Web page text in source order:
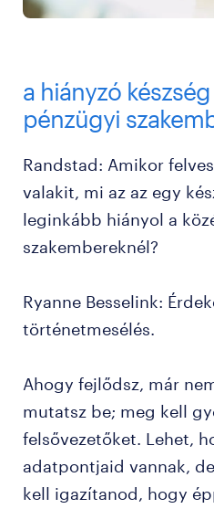
a hiányzó
pénzügyi
Randstad: Amikor
valakit, mi az az egy
leginkább hiányol a
szakembereknél?
Ryanne Besselink:
történetmesélés.
Ahogy fejlődsz, már
mutatsz be; meg kell
felsővezetőket. Lehet,
adatpontjaid vannak,
kell igazítanod, hogy